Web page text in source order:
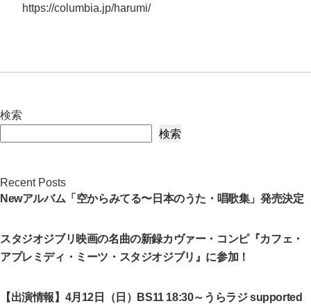
https://columbia.jp/harumi/
検索
検索
Recent Posts
Newアルバム「空からみてる〜日本のうた・唱歌集」発売決定
スタジオジブリ映画の名曲の新録カヴァー・コンピ『カフェ・
アプレミディ・ミーツ・スタジオジブリ』に参加！
【出演情報】4月12日（日）BS11 18:30～うらラジ supported